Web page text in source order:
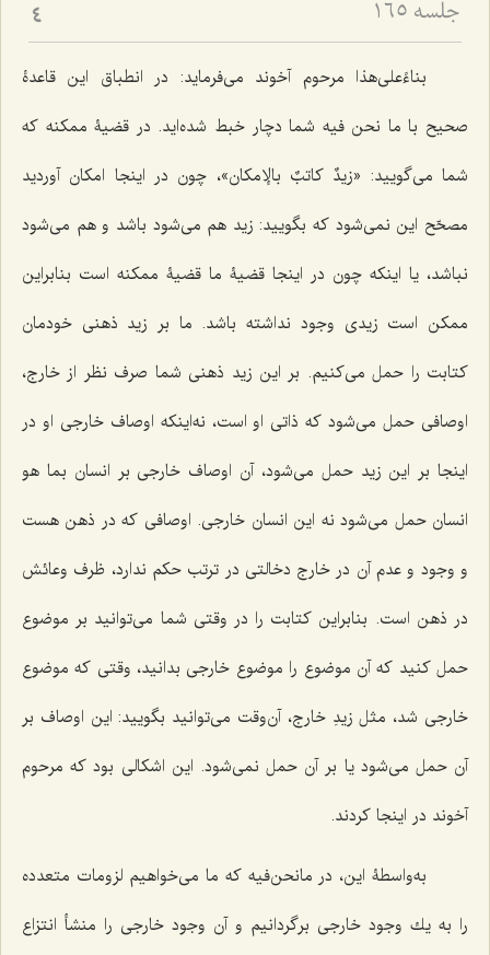
جلسه ۱۶۵ 4
بناءً‌علی‌هذا مرحوم آخوند مى‌فرماید: در انطباق این قاعدۀ
صحیح با ما نحن فیه شما دچار خبط شده‌اید. در قضیۀ ممكنه كه
شما مى‌گویید: «زیدٌ كاتبٌ بالإمكان»، چون در اینجا امكان آوردید
مصحّح این نمى‌شود كه بگویید: زید هم مى‌شود باشد و هم مى‌شود
نباشد، یا اینكه چون در اینجا قضیۀ ما قضیۀ ممكنه است بنابراین
ممكن است زیدى وجود نداشته باشد. ما بر زید ذهنى خودمان
كتابت را حمل مى‌كنیم. بر این زید ذهنى شما صرف نظر از خارج،
اوصافى حمل مى‌شود كه ذاتى او است، نه‌اینكه اوصاف خارجى او در
اینجا بر این زید حمل مى‌شود، آن اوصاف خارجى بر انسان بما هو
انسان حمل مى‌شود نه این انسان خارجى. اوصافى كه در ذهن هست
و وجود و عدم آن در خارج دخالتى در ترتب حكم ندارد، ظرف وعائش
در ذهن است. بنابراین كتابت را در وقتى شما مى‌توانید بر موضوع
حمل كنید كه آن موضوع را موضوع خارجى بدانید، وقتى که موضوع
خارجى شد، مثل زیدِ خارج، آن‌وقت مى‌توانید بگویید: این اوصاف بر
آن حمل مى‌شود یا بر آن حمل نمى‌شود. این اشكالى بود كه مرحوم
آخوند در اینجا كردند.
به‌واسطۀ این، در مانحن‌فیه كه ما می‌خواهیم لزومات متعدده
را به یك وجود خارجى برگردانیم و آن وجود خارجى را منشأ انتزاع